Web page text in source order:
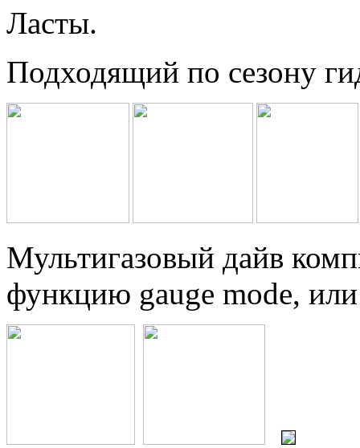
Ласты.
Подходящий по сезону
Мультигазовый дайв
функцию gauge mode,